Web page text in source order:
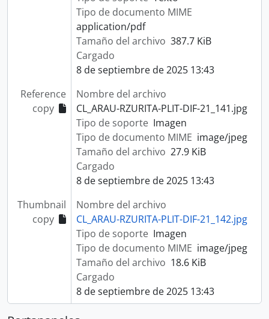
Tipo de documento MIME
application/pdf
Tamaño del archivo 387.7 KiB
Cargado
8 de septiembre de 2025 13:43
Reference
copy
Nombre del archivo
CL_ARAU-RZURITA-PLIT-DIF-21_141.jpg
Tipo de soporte Imagen
Tipo de documento MIME image/jpeg
Tamaño del archivo 27.9 KiB
Cargado
8 de septiembre de 2025 13:43
Thumbnail
copy
Nombre del archivo
CL_ARAU-RZURITA-PLIT-DIF-21_142.jpg
Tipo de soporte Imagen
Tipo de documento MIME image/jpeg
Tamaño del archivo 18.6 KiB
Cargado
8 de septiembre de 2025 13:43